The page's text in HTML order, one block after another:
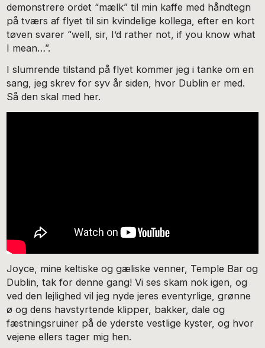
demonstrere ordet “mælk” til min kaffe med håndtegn
på tværs af flyet til sin kvindelige kollega, efter en kort
tøven svarer “well, sir, I’d rather not, if you know what
I mean…”.
I slumrende tilstand på flyet kommer jeg i tanke om en
sang, jeg skrev for syv år siden, hvor Dublin er med.
Så den skal med her.
Joyce, mine keltiske og gæliske venner, Temple Bar og
Dublin, tak for denne gang! Vi ses skam nok igen, og
ved den lejlighed vil jeg nyde jeres eventyrlige, grønne
ø og dens havstyrtende klipper, bakker, dale og
fæstningsruiner på de yderste vestlige kyster, og hvor
vejene ellers tager mig hen.